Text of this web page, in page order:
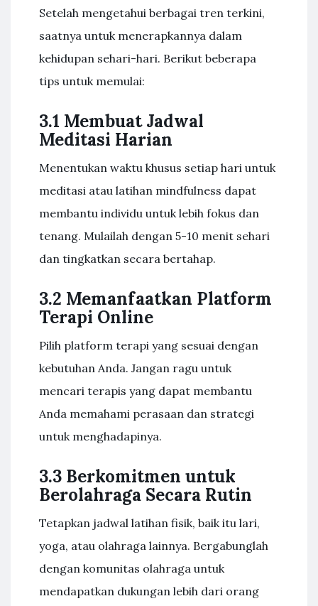
Setelah mengetahui berbagai tren terkini,
saatnya untuk menerapkannya dalam
kehidupan sehari-hari. Berikut beberapa
tips untuk memulai:
3.1 Membuat Jadwal
Meditasi Harian
Menentukan waktu khusus setiap hari untuk
meditasi atau latihan mindfulness dapat
membantu individu untuk lebih fokus dan
tenang. Mulailah dengan 5-10 menit sehari
dan tingkatkan secara bertahap.
3.2 Memanfaatkan Platform
Terapi Online
Pilih platform terapi yang sesuai dengan
kebutuhan Anda. Jangan ragu untuk
mencari terapis yang dapat membantu
Anda memahami perasaan dan strategi
untuk menghadapinya.
3.3 Berkomitmen untuk
Berolahraga Secara Rutin
Tetapkan jadwal latihan fisik, baik itu lari,
yoga, atau olahraga lainnya. Bergabunglah
dengan komunitas olahraga untuk
mendapatkan dukungan lebih dari orang